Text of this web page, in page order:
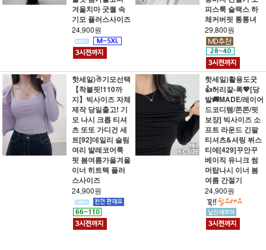
겨울치마 굿퀄 속
기모 플러스사이즈
24,900원
피스룩 슬랙스 하
체커버핏 통통녀
29,800원
핫세일)☃기모선택
【착붙핏!110까
지】빅사이즈 자체
제작 당일출고! 기
모 나시 크롭 티셔
츠 또또 가디건 세
트[92]데일리 슬림
여리 발레코어룩
핏 봄여름가을겨울
이너 히트텍 플러
스사이즈
24,900원
핫세일)활용도굿
👍허리잘-록💖[당
발🚚MADE/레이어
드코디템/쫀쫀/핏
보장] 빅사이즈 소
프트 라운드 긴팔
티셔츠&셔링 뷔스
티에[429]꾸안꾸
베이직 유니크 썸
머탑나시 이너 봄
여름 간절기
24,900원